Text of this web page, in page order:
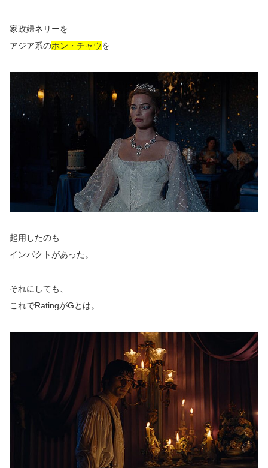
家政婦ネリーを
アジア系のホン・チャウを
起用したのも
インパクトがあった。
それにしても、
これでRatingがGとは。